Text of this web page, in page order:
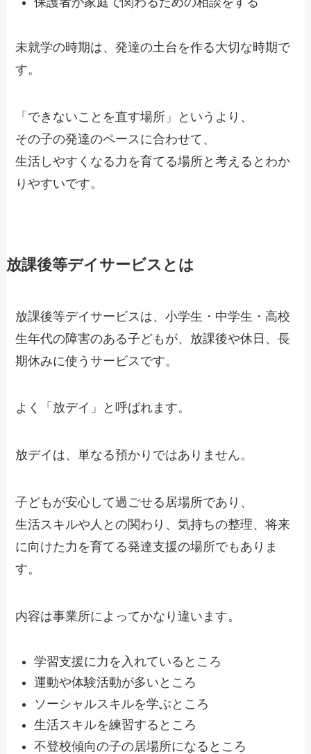
未就学の時期は、発達の土台を作る大切な時期で
す。
「できないことを直す場所」というより、
その子の発達のペースに合わせて、
生活しやすくなる力を育てる場所と考えるとわか
りやすいです。
放課後等デイサービスとは
放課後等デイサービスは、小学生・中学生・高校
生年代の障害のある子どもが、放課後や休日、長
期休みに使うサービスです。
よく「放デイ」と呼ばれます。
放デイは、単なる預かりではありません。
子どもが安心して過ごせる居場所であり、
生活スキルや人との関わり、気持ちの整理、将来
に向けた力を育てる発達支援の場所でもありま
す。
内容は事業所によってかなり違います。
学習支援に力を入れているところ
運動や体験活動が多いところ
ソーシャルスキルを学ぶところ
生活スキルを練習するところ
不登校傾向の子の居場所になるところ